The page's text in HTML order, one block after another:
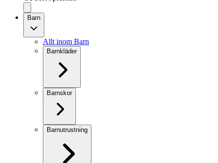
Barn
Allt inom Barn
Barnkläder
Barnskor
Barnutrustning